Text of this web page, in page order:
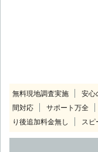
無料現地調査実施 安心
間対応
サポート万全
り後追加料金無し
ス